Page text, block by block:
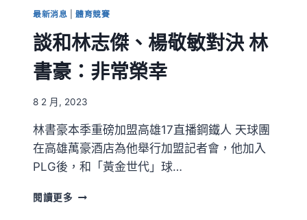
最新消息 |體育競賽
談和林志傑、楊敬敏對決 林
書豪：非常榮幸
8 2 月, 2023
林書豪本季重磅加盟高雄17直播鋼鐵人 天球團
在高雄萬豪酒店為他舉行加盟記者會，他加入
PLG後，和「黃金世代」球…
閱讀更多